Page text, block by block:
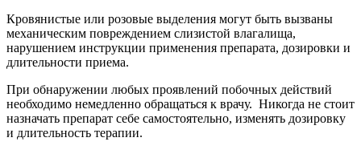
Кровянистые или розовые выделения могут быть вызваны
механическим повреждением слизистой влагалища,
нарушением инструкции применения препарата, дозировки и
длительности приема.
При обнаружении любых проявлений побочных действий
необходимо немедленно обращаться к врачу. Никогда не стоит
назначать препарат себе самостоятельно, изменять дозировку
и длительность терапии.